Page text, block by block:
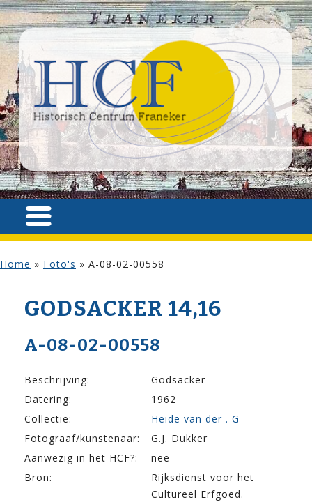
Home » Foto's » A-08-02-00558
GODSACKER 14,16
A-08-02-00558
Beschrijving:
Godsacker
Datering:
1962
Collectie:
Heide van der . G
Fotograaf/kunstenaar:
G.J. Dukker
Aanwezig in het HCF?:
nee
Bron:
Rijksdienst voor het
Cultureel Erfgoed.